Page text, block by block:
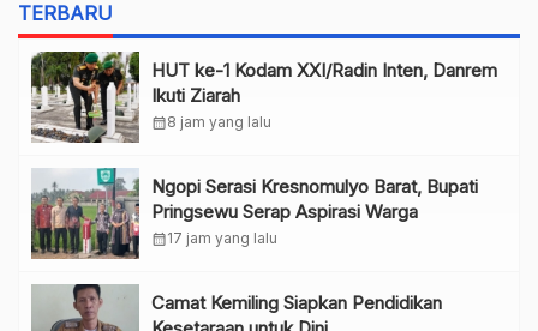
TERBARU
HUT ke-1 Kodam XXI/Radin Inten, Danrem
Ikuti Ziarah
calendar_month8 jam yang lalu
Ngopi Serasi Kresnomulyo Barat, Bupati
Pringsewu Serap Aspirasi Warga
calendar_month17 jam yang lalu
Camat Kemiling Siapkan Pendidikan